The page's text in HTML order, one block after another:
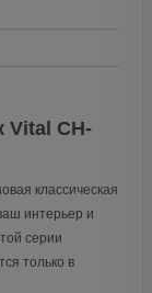
Vital CH-
классическая
интерьер и
серии
только в